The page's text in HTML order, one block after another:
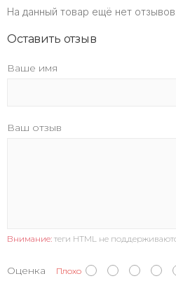
На данный товар ещё нет отзывов.
Оставить отзыв
Ваше имя
Ваш отзыв
Внимание: теги HTML не
Оценка Плохо